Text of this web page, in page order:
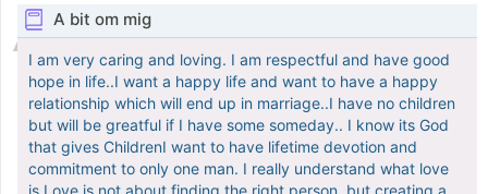
A bit om mig
I am very caring and loving. I am respectful and have good
hope in life..I want a happy life and want to have a happy
relationship which will end up in marriage..I have no children
but will be greatful if I have some someday.. I know its God
that gives ChildrenI want to have lifetime devotion and
commitment to only one man. I really understand what love